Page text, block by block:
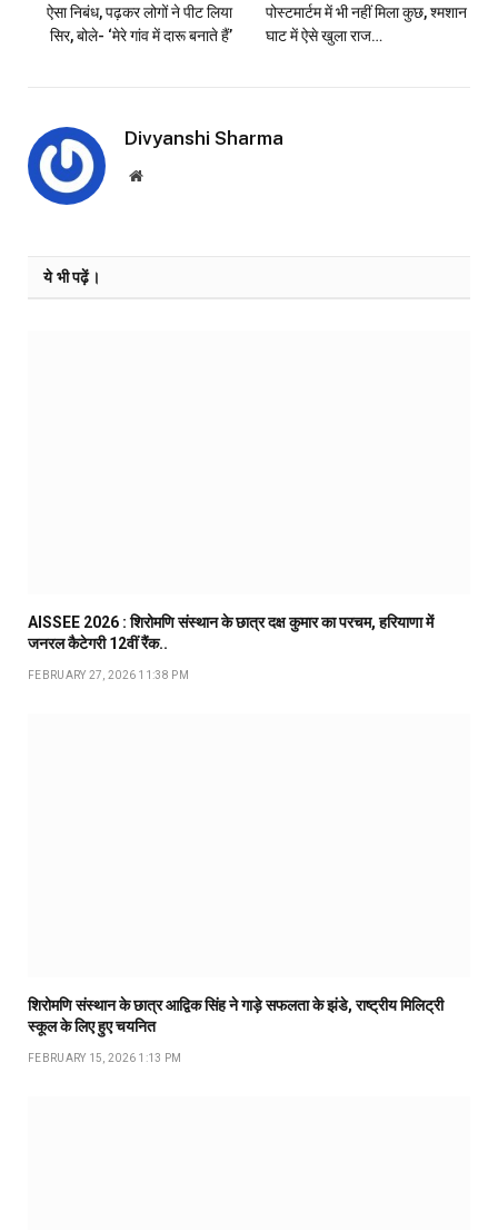
ऐसा निबंध, पढ़कर लोगों ने पीट लिया
सिर, बोले- ‘मेरे गांव में दारू बनाते हैं’
पोस्टमार्टम में भी नहीं मिला कुछ, श्मशान
घाट में ऐसे खुला राज…
Divyanshi Sharma
Website
ये भी पढ़ें।
AISSEE 2026 : शिरोमणि संस्थान के छात्र दक्ष कुमार का परचम, हरियाणा में
जनरल कैटेगरी 12वीं रैंक..
FEBRUARY 27, 2026 11:38 PM
शिरोमणि संस्थान के छात्र आद्विक सिंह ने गाड़े सफलता के झंडे, राष्ट्रीय मिलिट्री
स्कूल के लिए हुए चयनित
FEBRUARY 15, 2026 1:13 PM